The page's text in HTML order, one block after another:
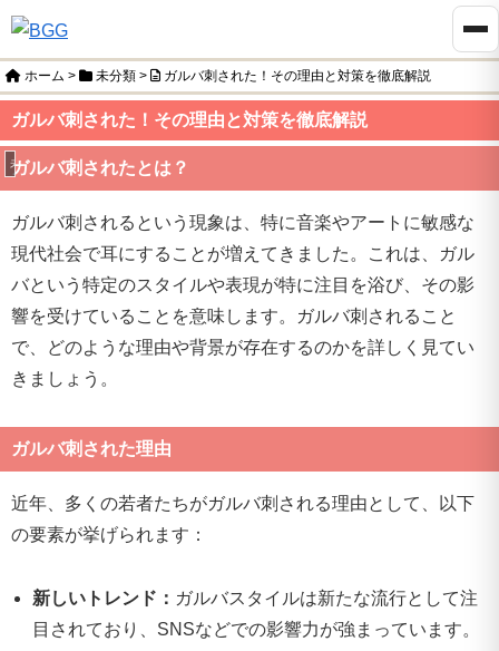
ホーム > 未分類 > ガルバ刺された！その理由と対策を徹底解説
ガルバ刺された！その理由と対策を徹底解説
未分類
ガルバ刺されたとは？
ガルバ刺されるという現象は、特に音楽やアートに敏感な
現代社会で耳にすることが増えてきました。これは、ガル
バという特定のスタイルや表現が特に注目を浴び、その影
響を受けていることを意味します。ガルバ刺されること
で、どのような理由や背景が存在するのかを詳しく見てい
きましょう。
ガルバ刺された理由
近年、多くの若者たちがガルバ刺される理由として、以下
の要素が挙げられます：
新しいトレンド： ガルバスタイルは新たな流行として注
目されており、SNSなどでの影響力が強まっています。